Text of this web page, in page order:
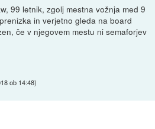
99 letnik, zgolj mestna vožnja med 9
in verjetno gleda na board
če v njegovem mestu ni semaforjev
ob 14:48)